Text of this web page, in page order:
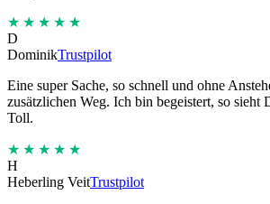
★★★★★
D
DominikTrustpilot
Eine super Sache, so schnell und ohne
zusätzlichen Weg. Ich bin begeistert, so sieht
Toll.
★★★★★
H
Heberling VeitTrustpilot